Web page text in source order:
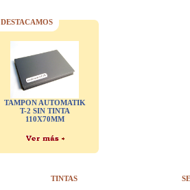
DESTACAMOS
TAMPON AUTOMATIK
T-2 SIN TINTA
110X70MM
TINTAS